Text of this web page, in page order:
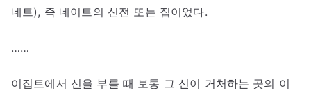
네트), 즉 네이트의 신전 또는 집이었다.
……
이집트에서 신을 부를 때 보통 그 신이 거처하는 곳의 이